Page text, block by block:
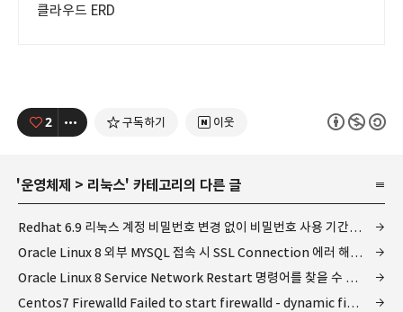
클라우드 ERD
2 구독하기 이웃
'운영체제 > 리눅스' 카테고리의 다른 글
Redhat 6.9 리눅스 계정 비밀번호 변경 없이 비밀번호 사용 기간 연장하기
Oracle Linux 8 외부 MYSQL 접속 시 SSL Connection 에러 해결 방법
Oracle Linux 8 Service Network Restart 명령어를 찾을 수 없을때
Centos7 Firewalld Failed to start firewalld - dynamic firewall daemon 오류 조치